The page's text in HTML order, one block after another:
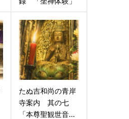
たぬ吉和尚の青岸
寺案内 其の七
「本尊聖観世音...